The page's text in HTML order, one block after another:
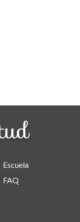
Escuela
FAQ